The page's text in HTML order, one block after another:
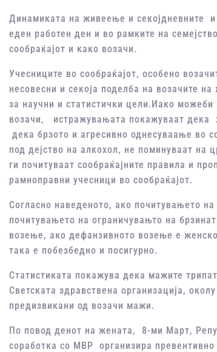
Динамиката на живеење и секојдневните
еден работен ден и во рамките на
сообраќајот и како возачи.
Учесниците во сообраќајот, особено
несовесни и секоја поделба на возачите
за научни и статистички цели.Иако можеби
возачи, истражувањата покажуваат дека
дека брзото и агресивно однесуваање во
под дејство на алкохол, не поминуваат на
ги почитуваат сообраќајните правила и
рамноправни учесници во сообраќајот.
Согласно наведеното, ако почитувањето
почитувањето на ограничувањто на
возење, ако дефанзивното возење е
така е побезбедно и посигурно.
Статистиката покажува дека мажите
Светската здравствена организација,
предизвикани од возачи мажи.
По повод денот на жената, 8-ми Март,
соработка со МВР организира